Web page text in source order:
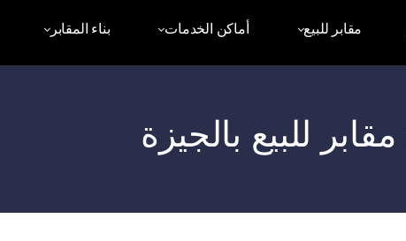
مقابر للبيع أماكن الخدمات بناء المقابر